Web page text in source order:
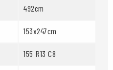
492cm
153x247cm
155 R13 C8